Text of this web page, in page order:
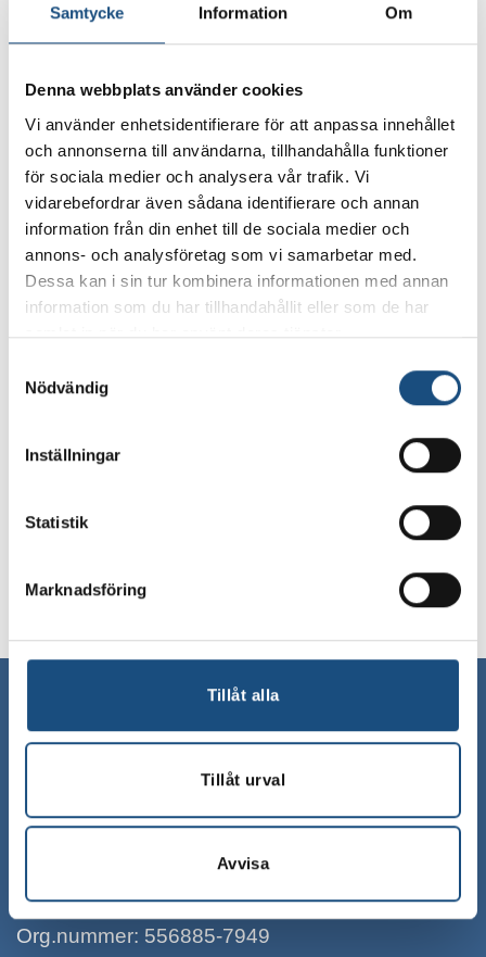
Samtycke Information Om
Denna webbplats använder cookies
Vi använder enhetsidentifierare för att anpassa innehållet
och annonserna till användarna, tillhandahålla funktioner
för sociala medier och analysera vår trafik. Vi
vidarebefordrar även sådana identifierare och annan
information från din enhet till de sociala medier och
annons- och analysföretag som vi samarbetar med.
Dessa kan i sin tur kombinera informationen med annan
information som du har tillhandahållit eller som de har
samlat in när du har använt deras tjänster.
Nödvändig
Inställningar
Statistik
Marknadsföring
Tillåt alla
Tillåt urval
Avvisa
och råvara.Korven görs på svenskt
fläskkött av hög kvalitet och kryddas
varsamt för att låta köttets naturliga
Efter stoppning kallröks korvringen
långsamt, vilket ger en fyllig, rund
röksmak och en härligt fast
textur.Resultatet är en korv som
passar lika bra på charkbrickan som
uppskuren till smörgås, tapas eller
som tilltugg. En självklar favorit för dig
som uppskattar äkta charkhantverk.
Charkkompaniet AB
Kommunalhusvägen 10
Sweden
kundtjanst@eldsbergachark.se
Org.nummer: 556885-7949